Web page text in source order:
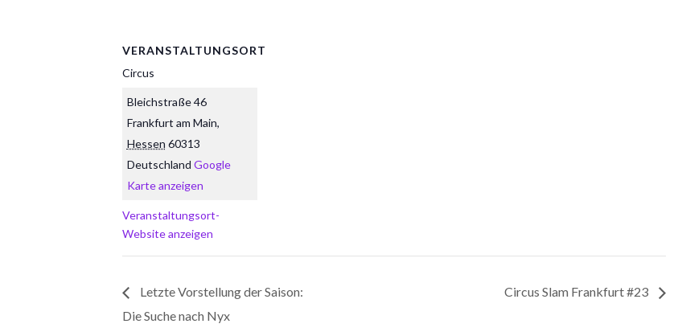
VERANSTALTUNGSORT
Circus
Bleichstraße 46
Frankfurt am Main,
Hessen 60313
Deutschland Google
Karte anzeigen
Veranstaltungsort-
Website anzeigen
Letzte Vorstellung der Saison:
Die Suche nach Nyx
Circus Slam Frankfurt #23